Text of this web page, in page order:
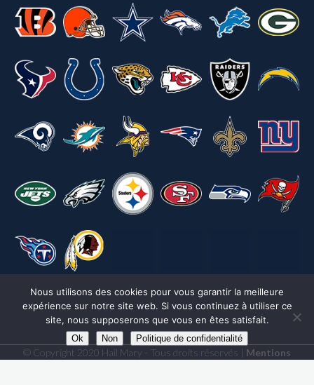
© Copyright 2020 Hail Mary - Tous droits réservés | Mentions
Nous utilisons des cookies pour vous garantir la meilleure
expérience sur notre site web. Si vous continuez à utiliser ce
site, nous supposerons que vous en êtes satisfait.
Ok Non Politique de confidentialité